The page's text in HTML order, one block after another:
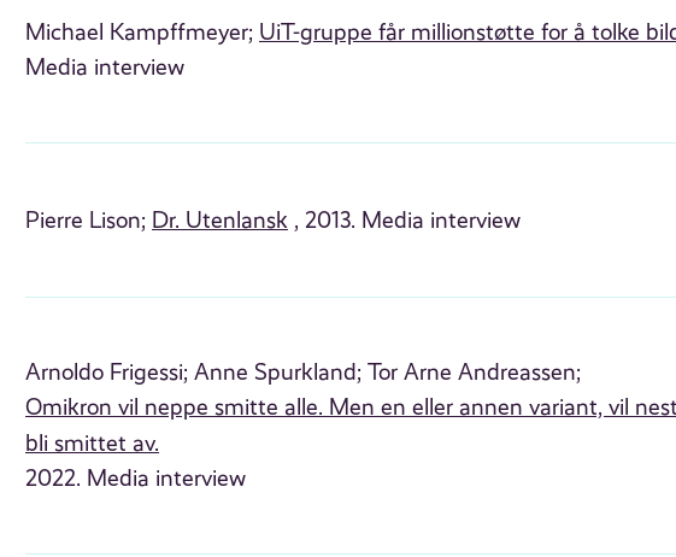
Michael Kampffmeyer; UiT-gruppe får millionstøtte for å tolke
Media interview
Pierre Lison; Dr. Utenlansk , 2013. Media interview
Arnoldo Frigessi; Anne Spurkland; Tor Arne Andreassen;
Omikron vil neppe smitte alle. Men en eller annen variant, vil
bli smittet av.
2022. Media interview